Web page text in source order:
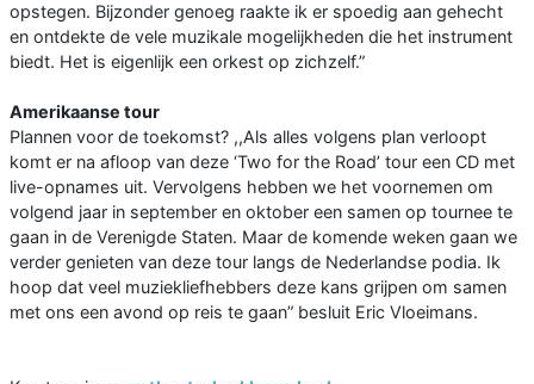
opstegen. Bijzonder genoeg raakte ik er spoedig aan gehecht
en ontdekte de vele muzikale mogelijkheden die het instrument
biedt. Het is eigenlijk een orkest op zichzelf.”
Amerikaanse tour
Plannen voor de toekomst? ,,Als alles volgens plan verloopt
komt er na afloop van deze ‘Two for the Road’ tour een CD met
live-opnames uit. Vervolgens hebben we het voornemen om
volgend jaar in september en oktober een samen op tournee te
gaan in de Verenigde Staten. Maar de komende weken gaan we
verder genieten van deze tour langs de Nederlandse podia. Ik
hoop dat veel muziekliefhebbers deze kans grijpen om samen
met ons een avond op reis te gaan” besluit Eric Vloeimans.